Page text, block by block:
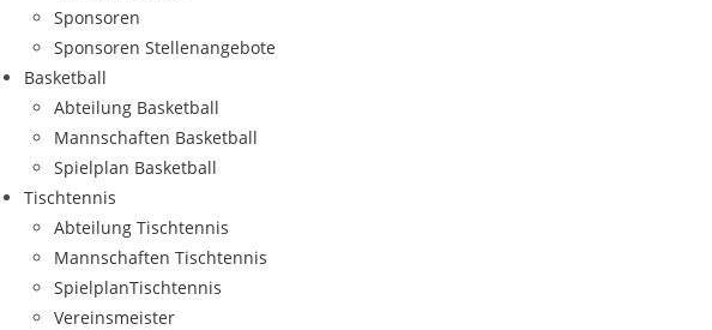
Spon­so­ren
Spon­so­ren Stellenangebote
Bas­ket­ball
Abtei­lung Basketball
Mann­schaf­ten Basketball
Spiel­plan Basketball
Tisch­ten­nis
Abtei­lung Tischtennis
Mann­schaf­ten Tischtennis
Spiel­plan­Tisch­ten­nis
Ver­eins­meis­ter